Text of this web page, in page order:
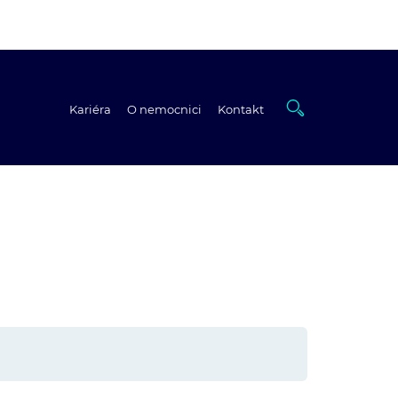
Kariéra O nemocnici Kontakt